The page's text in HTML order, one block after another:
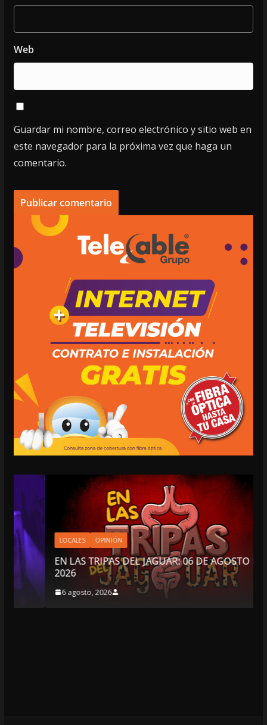
Web
Guardar mi nombre, correo electrónico y sitio web en
este navegador para la próxima vez que haga un
comentario.
LOCALES OPINIÓN
EN LAS TRIPAS DEL JAGUAR: 06 DE AGOSTO DE
2026
6 agosto, 2026